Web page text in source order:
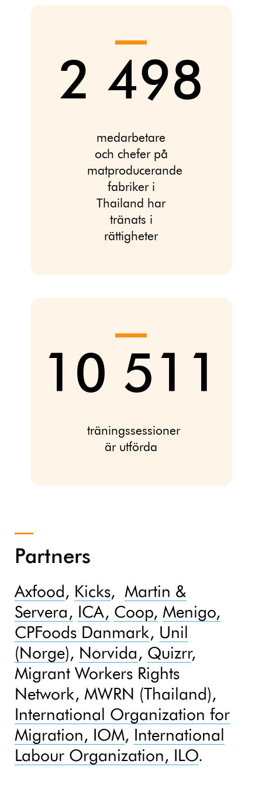
2 498
medarbetare
och chefer på
matproducerande
fabriker i
Thailand har
tränats i
rättigheter
10 511
träningssessioner
är utförda
Partners
Axfood , Kicks, Martin &
Servera,
ICA, Coop, Menigo,
CPFoods Danmark, Unil
(Norge), Norvida , Quizrr,
Migrant Workers Rights
Network, MWRN (Thailand),
International Organization for
Migration, IOM,
International
Labour Organization, ILO.